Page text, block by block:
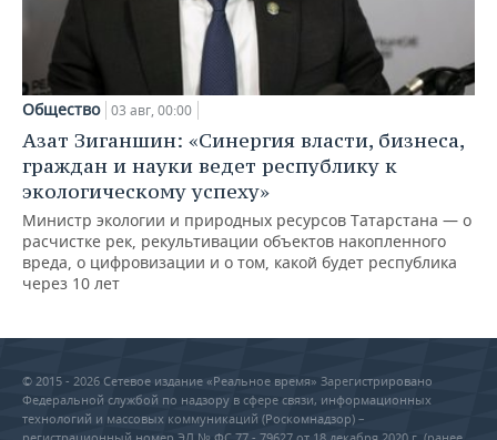
Общество 03 авг, 00:00
Азат Зиганшин: «Синергия власти, бизнеса,
граждан и науки ведет республику к
экологическому успеху»
Министр экологии и природных ресурсов Татарстана — о
расчистке рек, рекультивации объектов накопленного
вреда, о цифровизации и о том, какой будет республика
через 10 лет
© 2015 - 2026 Сетевое издание «Реальное время» Зарегистрировано
Федеральной службой по надзору в сфере связи, информационных
технологий и массовых коммуникаций (Роскомнадзор) –